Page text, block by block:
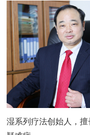
湿系列疗法创始人，
收费标准
联系我们